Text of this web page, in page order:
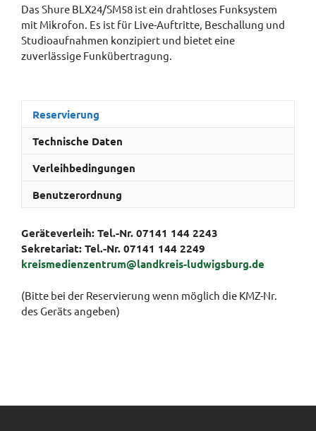
Das Shure BLX24/SM58 ist ein drahtloses Funksystem
mit Mikrofon. Es ist für Live-Auftritte, Beschallung und
Studioaufnahmen konzipiert und bietet eine
zuverlässige Funkübertragung.
Reservierung
Technische Daten
Verleihbedingungen
Benutzerordnung
Geräteverleih: Tel.-Nr. 07141 144 2243
Sekretariat: Tel.-Nr. 07141 144 2249
kreismedienzentrum@landkreis-ludwigsburg.de
(Bitte bei der Reservierung wenn möglich die KMZ-Nr.
des Geräts angeben)